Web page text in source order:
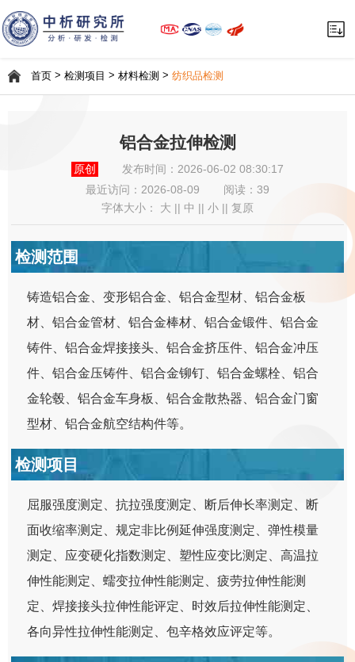
首页> 检测项目 > 材料检测 > 纺织品检测
铝合金拉伸检测
原创
发布时间：2026-06-02 08:30:17
最近访问：2026-08-09
阅读：39
字体大小： 大 中 小 复原
检测范围
铸造铝合金、变形铝合金、铝合金型材、铝合金板
材、铝合金管材、铝合金棒材、铝合金锻件、铝合金
铸件、铝合金焊接接头、铝合金挤压件、铝合金冲压
件、铝合金压铸件、铝合金铆钉、铝合金螺栓、铝合
金轮毂、铝合金车身板、铝合金散热器、铝合金门窗
型材、铝合金航空结构件等。
检测项目
屈服强度测定、抗拉强度测定、断后伸长率测定、断
面收缩率测定、规定非比例延伸强度测定、弹性模量
测定、应变硬化指数测定、塑性应变比测定、高温拉
伸性能测定、蠕变拉伸性能测定、疲劳拉伸性能测
定、焊接接头拉伸性能评定、时效后拉伸性能测定、
各向异性拉伸性能测定、包辛格效应评定等。